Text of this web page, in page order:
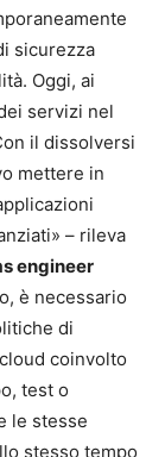
sicurezza
Oggi, ai
servizi nel
il dissolversi
mettere in
– rileva
engineer
è necessario
di
coinvolto
test o
le stesse
stesso tempo